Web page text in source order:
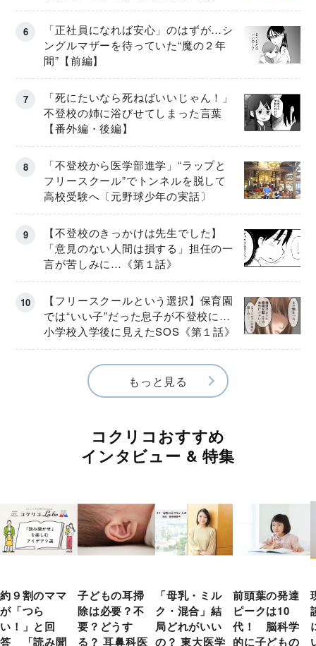
「正社員になれば安心」のはずが…シ
ングルマザーを待っていた“魔の２年
間”【前編】
「死にたいなら死ねばいいじゃん！」
不登校の姉に浴びせてしまった言葉
【番外編・後編】
「不登校から医学部進学」“ラップと
フリースクール”でトンネルを脱して
高校受験へ〔元野球少年の実話〕
【不登校のきっかけは先生でした】
「意見のない人間は損する」担任の一
言が苦しみに…《第１話》
【フリースクールという選択】保育園
では“いい子”だった息子が不登校に…
小学校入学後に見えたSOS《第１話》
もっと見る
コクリコおすすめ
インタビュー & 特集
約９割のママ
が「つら
い！」と回
答 「読み聞
子どもの耳掃
除は必要？不
要？どうす
る？ 耳鼻科医
「母乳・ミル
ク・混合」結
局どれがいい
の？ 東大医学
前頭葉の発達
ピークは10
代！ 脳科学
的に子どもの